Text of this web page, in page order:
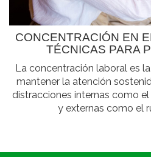
CONCENTRACIÓN EN
TÉCNICAS PARA
La concentración laboral es
mantener la atención
distracciones internas como el
y externas como el